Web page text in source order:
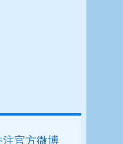
注官方微博